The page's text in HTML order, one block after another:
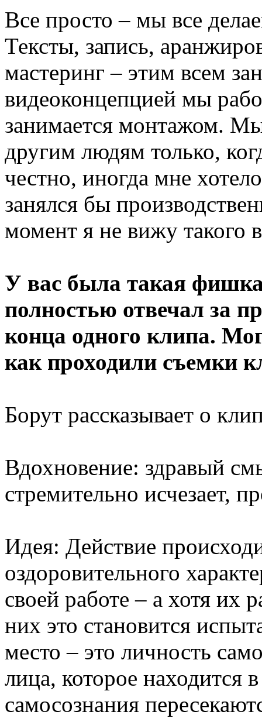
Все просто – мы все
Тексты, запись,
мастеринг – этим всем
видеоконцепцией мы
занимается монтажом.
другим людям только,
честно, иногда мне
занялся бы
момент я не вижу такого
У вас была такая
полностью отвечал за
конца одного клипа.
как проходили съемки
Борут рассказывает о
Вдохновение: здравый
стремительно исчезает,
Идея: Действие
оздоровительного
своей работе – а хотя их
них это становится
место – это личность
лица, которое находится
самосознания